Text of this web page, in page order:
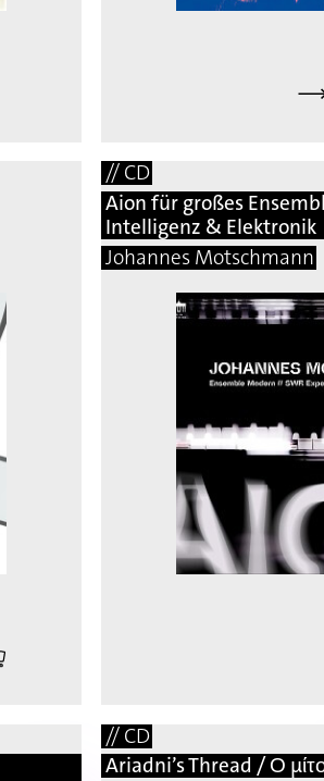
// CD
Aion für großes
Intelligenz & Elektronik
Johannes Motschmann
// CD
Ariadni’s Thread / Ο